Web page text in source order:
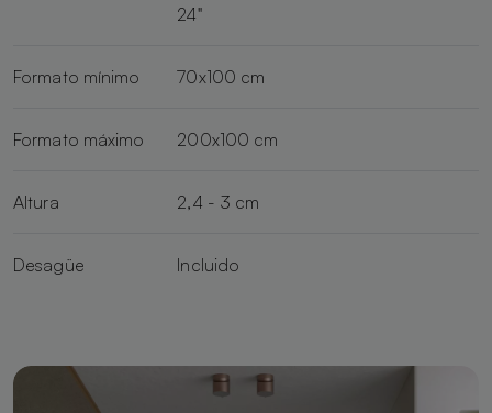
24"
Formato mínimo 70x100 cm
Formato máximo 200x100 cm
Altura 2,4 - 3 cm
Desagüe Incluido